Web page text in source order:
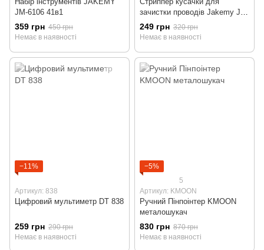
JM-6106 41в1
359 грн 450 грн
Немає в наявності
зачистки проводів Jakemy JM-
CT4-12
249 грн 320 грн
Немає в наявності
−11%
Артикул: 838
Цифровий мультиметр DT 838
259 грн 290 грн
Немає в наявності
−5%
5
Артикул: KMOON
Ручний Пінпоінтер KMOON
металошукач
830 грн 870 грн
Немає в наявності